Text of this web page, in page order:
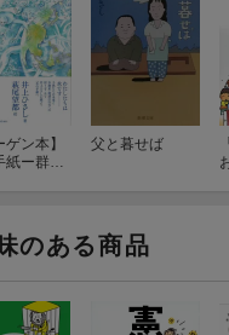
ゲン本】
紙ー群読
父と暮せば
のある商品